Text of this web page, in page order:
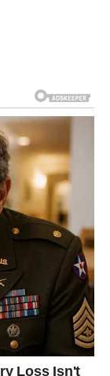
prema
je
mijenja
dugo